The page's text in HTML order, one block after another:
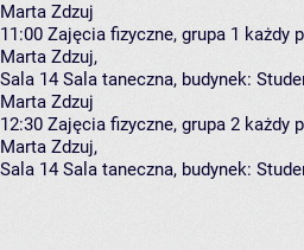
Marta Zdzuj
11:00 Zajęcia fizyczne, grupa 1 każdy
Marta Zdzuj,
Sala 14 Sala taneczna, budynek:
Marta Zdzuj
12:30 Zajęcia fizyczne, grupa 2 każdy
Marta Zdzuj,
Sala 14 Sala taneczna, budynek: